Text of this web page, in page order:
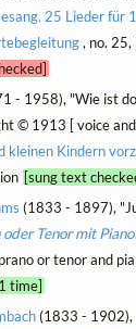
25 Lieder für
, no.
- 1958), "Wie ist
© 1913 [ voice
kleinen Kindern
[sung text
(1833 - 1897),
oder Tenor mit
or tenor and
time]
(1833 - 1902),